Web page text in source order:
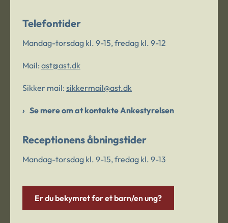
Telefontider
Mandag-torsdag kl. 9-15, fredag kl. 9-12
Mail: ast@ast.dk
Sikker mail: sikkermail@ast.dk
Se mere om at kontakte Ankestyrelsen
Receptionens åbningstider
Mandag-torsdag kl. 9-15, fredag kl. 9-13
Er du bekymret for et barn/en ung?